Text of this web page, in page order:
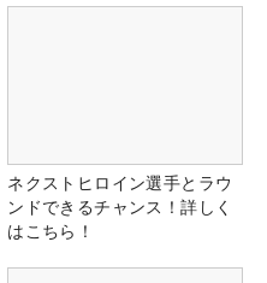
ネクストヒロイン選手とラウ
ンドできるチャンス！詳しく
はこちら！